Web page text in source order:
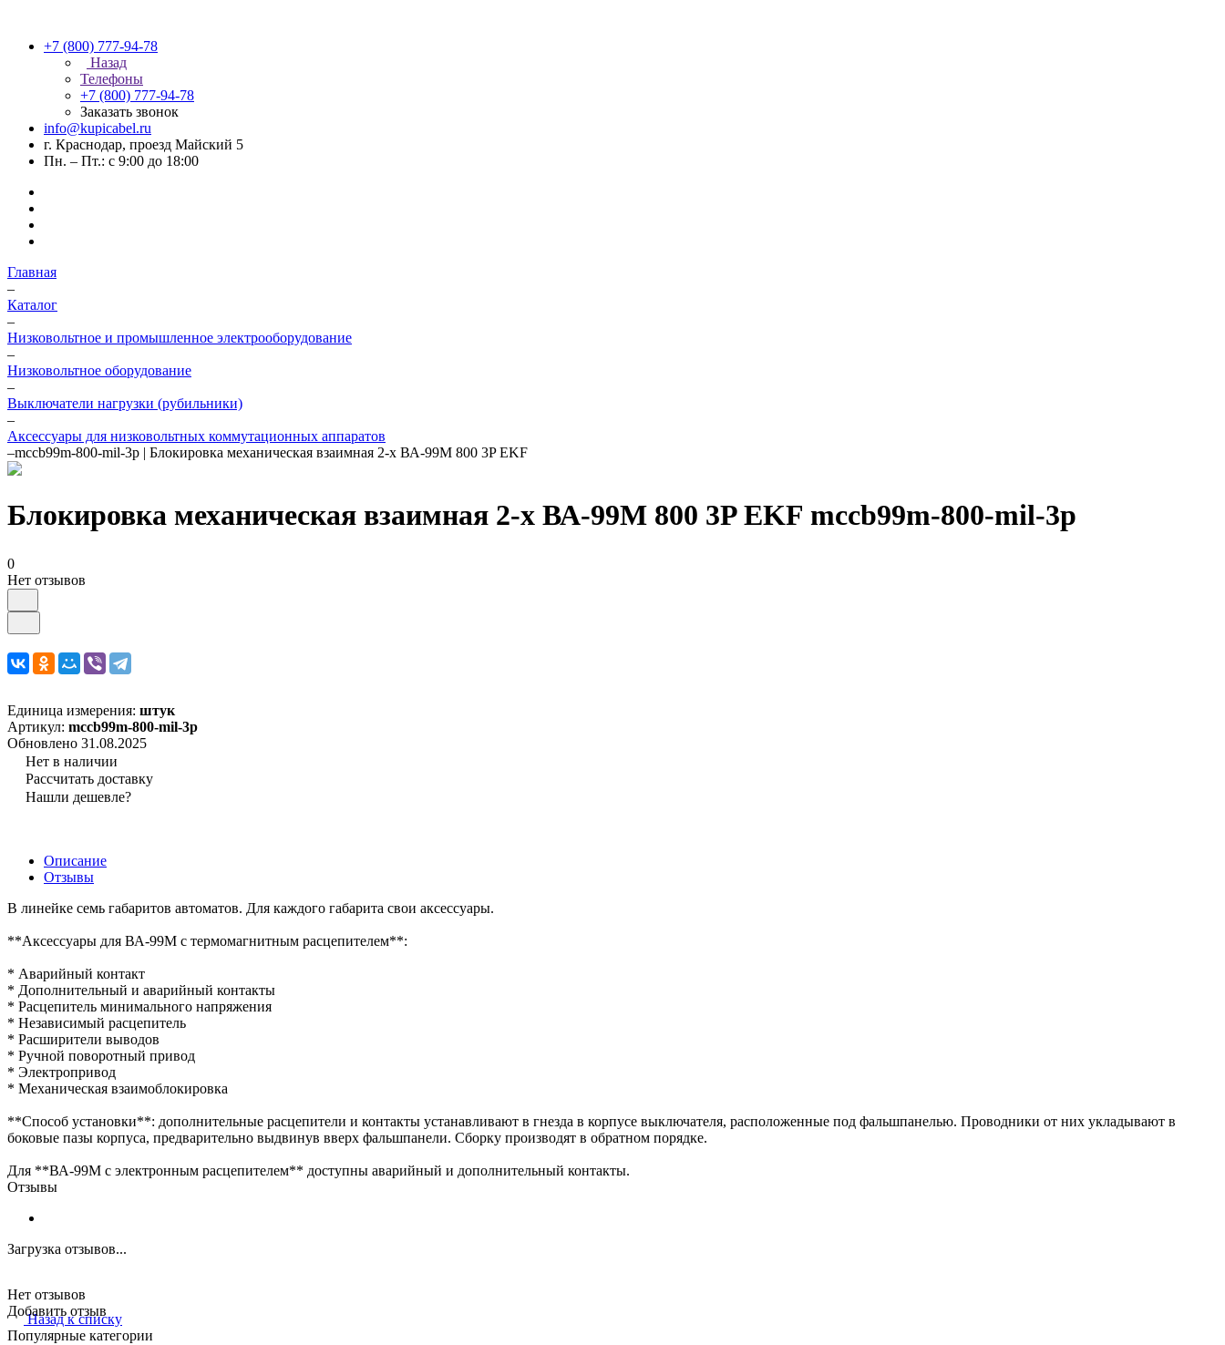
+7 (800) 777-94-78
Назад
Телефоны
+7 (800) 777-94-78
Заказать звонок
info@kupicabel.ru
г. Краснодар, проезд Майский 5
Пн. – Пт.: с 9:00 до 18:00
Главная
–
Каталог
–
Низковольтное и промышленное электрооборудование
–
Низковольтное оборудование
–
Выключатели нагрузки (рубильники)
–
Аксессуары для низковольтных коммутационных аппаратов
–mccb99m-800-mil-3p | Блокировка механическая взаимная 2-х ВА-99М 800 3P EKF
Блокировка механическая взаимная 2-х ВА-99М 800 3P EKF mccb99m-800-mil-3p
0
Нет отзывов
Единица измерения: штук
Артикул: mccb99m-800-mil-3p
Обновлено 31.08.2025
Нет в наличии
Рассчитать доставку
Нашли дешевле?
Описание
Отзывы
В линейке семь габаритов автоматов. Для каждого габарита свои аксессуары.
**Аксессуары для ВА-99М с термомагнитным расцепителем**:
* Аварийный контакт
* Дополнительный и аварийный контакты
* Расцепитель минимального напряжения
* Независимый расцепитель
* Расширители выводов
* Ручной поворотный привод
* Электропривод
* Механическая взаимоблокировка
**Способ установки**: дополнительные расцепители и контакты устанавливают в гнезда в корпусе выключателя, расположенные под фальшпанелью. Проводники от них укладывают в
боковые пазы корпуса, предварительно выдвинув вверх фальшпанели. Сборку производят в обратном порядке.
Для **ВА-99М с электронным расцепителем** доступны аварийный и дополнительный контакты.
Отзывы
Загрузка отзывов...
Нет отзывов
Добавить отзыв
Назад к списку
Популярные категории